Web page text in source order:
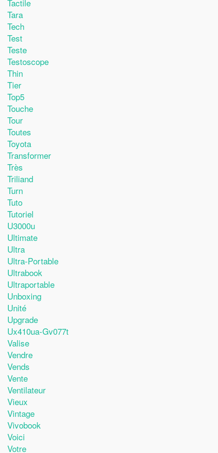
Tactile
Tara
Tech
Test
Teste
Testoscope
Thin
Tier
Top5
Touche
Tour
Toutes
Toyota
Transformer
Très
Triliand
Turn
Tuto
Tutoriel
U3000u
Ultimate
Ultra
Ultra-Portable
Ultrabook
Ultraportable
Unboxing
Unité
Upgrade
Ux410ua-Gv077t
Valise
Vendre
Vends
Vente
Ventilateur
Vieux
Vintage
Vivobook
Voici
Votre